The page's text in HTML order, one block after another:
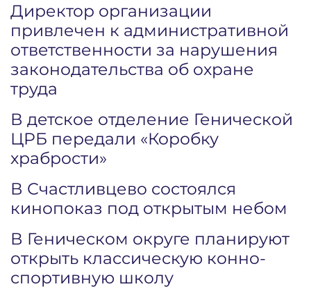
Директор организации
привлечен к административной
ответственности за нарушения
законодательства об охране
труда
В детское отделение Генической
ЦРБ передали «Коробку
храбрости»
В Счастливцево состоялся
кинопоказ под открытым небом
В Геническом округе планируют
открыть классическую конно-
спортивную школу